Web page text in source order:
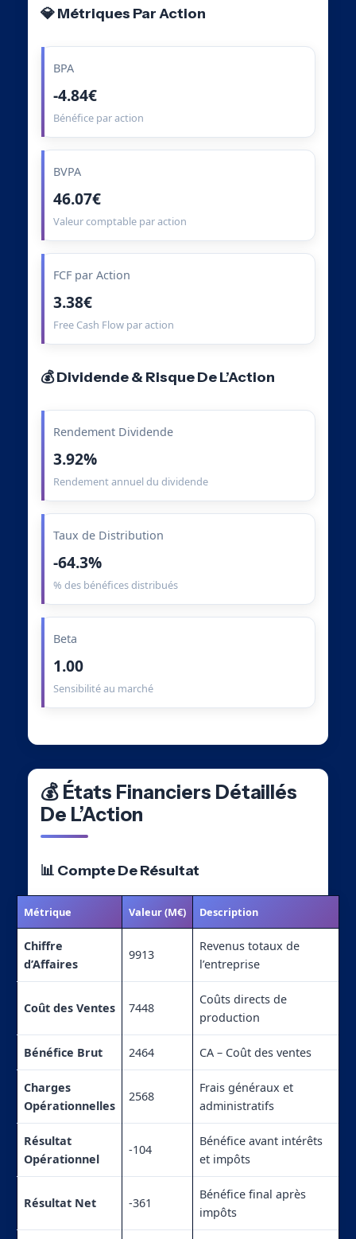
💎 Métriques Par Action
BPA
-4.84€
Bénéfice par action
BVPA
46.07€
Valeur comptable par action
FCF par Action
3.38€
Free Cash Flow par action
💰 Dividende & Risque De L’Action
Rendement Dividende
3.92%
Rendement annuel du dividende
Taux de Distribution
-64.3%
% des bénéfices distribués
Beta
1.00
Sensibilité au marché
💰 États Financiers Détaillés
De L’Action
📊 Compte De Résultat
Métrique Valeur (M€) Description
Chiffre
d’Affaires
9913
Revenus totaux de
l’entreprise
Coût des Ventes 7448
Coûts directs de
production
Bénéfice Brut 2464 CA – Coût des ventes
Charges
Opérationnelles
2568
Frais généraux et
administratifs
Résultat
Opérationnel
-104
Bénéfice avant intérêts
et impôts
Résultat Net -361
Bénéfice final après
impôts